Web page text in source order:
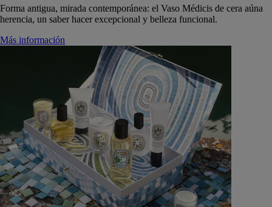
Forma antigua, mirada contemporánea: el Vaso Médicis de cera aúna
herencia, un saber hacer excepcional y belleza funcional.
Más información